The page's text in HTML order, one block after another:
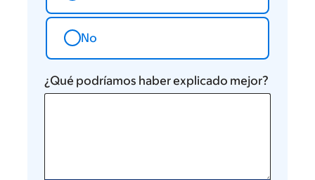
No
¿Qué podríamos haber explicado mejor?